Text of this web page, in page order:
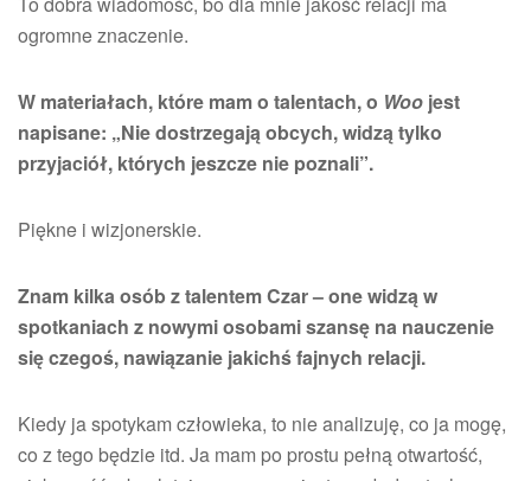
ogromne znaczenie.
W materiałach, które mam o talentach, o Woo jest
napisane: „Nie dostrzegają obcych, widzą tylko
przyjaciół, których jeszcze nie poznali”.
Piękne i wizjonerskie.
Znam kilka osób z talentem Czar – one widzą w
spotkaniach z nowymi osobami szansę na nauczenie
się czegoś, nawiązanie jakichś fajnych relacji.
Kiedy ja spotykam człowieka, to nie analizuję, co ja mogę,
co z tego będzie itd. Ja mam po prostu pełną otwartość,